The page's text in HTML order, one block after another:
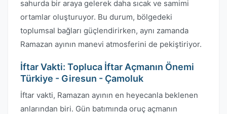
sahurda bir araya gelerek daha sıcak ve samimi
ortamlar oluşturuyor. Bu durum, bölgedeki
toplumsal bağları güçlendirirken, aynı zamanda
Ramazan ayının manevi atmosferini de pekiştiriyor.
İftar Vakti: Topluca İftar Açmanın Önemi
Türkiye - Giresun - Çamoluk
İftar vakti, Ramazan ayının en heyecanla beklenen
anlarından biri. Gün batımında oruç açmanın